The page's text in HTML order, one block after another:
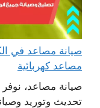
مصاعد كهربائية
صيانة مصاعد،
تحديث وتوريد